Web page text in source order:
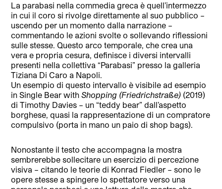
La parabasi nella commedia greca è quell’intermezzo
in cui il coro si rivolge direttamente al suo pubblico –
uscendo per un momento dalla narrazione –
commentando le azioni svolte o sollevando riflessioni
sulle stesse. Questo arco temporale, che crea una
vera e propria cesura, definisce i diversi intervalli
presenti nella collettiva “Parabasi” presso la galleria
Tiziana Di Caro a Napoli.
Un esempio di questo intervallo è visibile ad esempio
in Single Bear withShopping (Friedrichstraße) (2019)
di Timothy Davies – un “teddy bear” dall’aspetto
borghese, quasi la rappresentazione di un compratore
compulsivo (porta in mano un paio di shop bags).
Nonostante il testo che accompagna la mostra
sembrerebbe sollecitare un esercizio di percezione
visiva – citando le teorie di Konrad Fiedler – sono le
opere stesse a spingere lo spettatore verso una